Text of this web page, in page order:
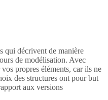
qui décrivent de manière
de modélisation. Avec
propres éléments, car ils ne
des structures ont pour but
aux versions